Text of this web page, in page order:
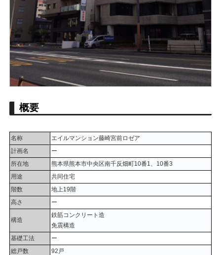
概要
名称
エイルマンション藤崎宮前ロゼア
計画名
ー
所在地
熊本県熊本市中央区南千反畑町10番1、10番3
用途
共同住宅
階数
地上19階
高さ
ー
構造
鉄筋コンクリート造
免震構造
基礎工法
ー
総戸数
92戸